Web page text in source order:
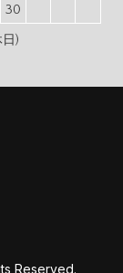
30
)
Reserved.